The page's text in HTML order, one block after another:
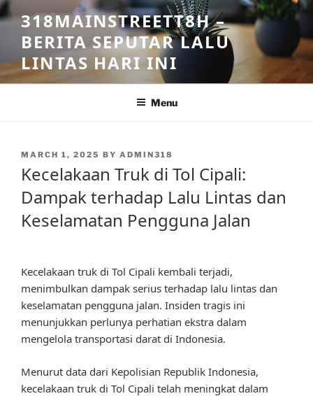
Skip
to
content
318MAINSTREETT8H –
BERITA SEPUTAR LALU
LINTAS HARI INI
Menu
POSTED
MARCH 1, 2025 BY ADMIN318
Kecelakaan Truk di Tol Cipali:
Dampak terhadap Lalu Lintas dan
Keselamatan Pengguna Jalan
Kecelakaan truk di Tol Cipali kembali terjadi,
menimbulkan dampak serius terhadap lalu lintas dan
keselamatan pengguna jalan. Insiden tragis ini
menunjukkan perlunya perhatian ekstra dalam
mengelola transportasi darat di Indonesia.
Menurut data dari Kepolisian Republik Indonesia,
kecelakaan truk di Tol Cipali telah meningkat dalam